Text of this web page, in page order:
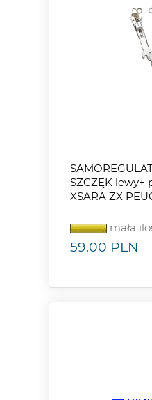
SZCZĘK lewy+
XSARA ZX
mała
59.00 PLN